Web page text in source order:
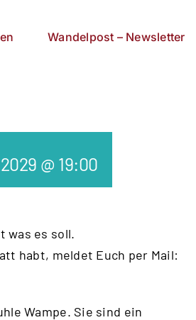
Wandelpost – Newsletter
@ 19:00
was es soll.
habt, meldet Euch per Mail:
Wampe. Sie sind ein